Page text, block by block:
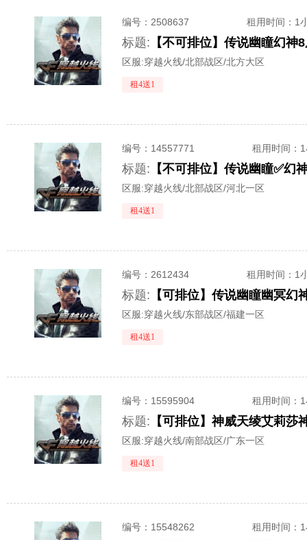
编号： 2508637 租用时间 ：1
标题:
区服:穿越火线/北部战区/北方大区
租4送1
编号： 14557771 租用时间 ：
标题:
区服:穿越火线/北部战区/河北一区
租4送1
编号： 2612434 租用时间 ：1
标题:
区服:穿越火线/东部战区/福建一区
租4送1
编号： 15595904 租用时间 ：
标题:
区服:穿越火线/南部战区/广东一区
租4送1
编号： 15548262 租用时间 ：